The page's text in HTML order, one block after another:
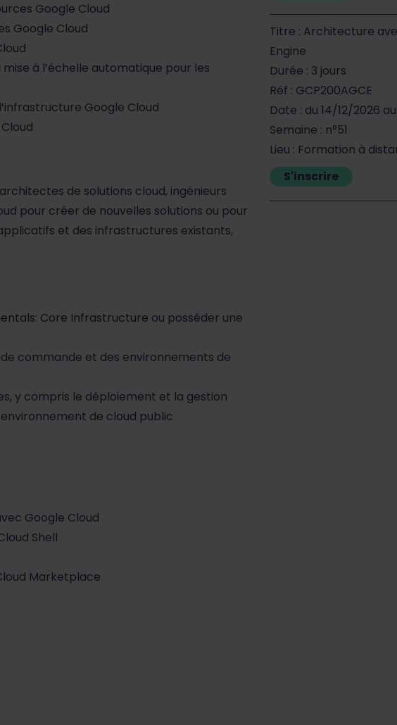
Google Cloud
Google Cloud
à l’échelle automatique pour les
Google Cloud
de solutions cloud, ingénieurs
pour créer de nouvelles solutions ou pour
et des infrastructures existants,
Core Infrastructure ou posséder une
commande et des environnements de
y compris le déploiement et la gestion
de cloud public
Google Cloud
Shell
Marketplace
Titre : Architecture
Engine
Durée : 3 jours
Réf : GCP200AGCE
Date : du 14/12/2026
Semaine : n°51
Lieu : Formation à
S'inscrire